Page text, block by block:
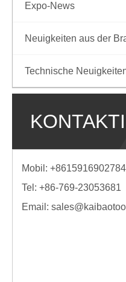
Expo-News
Neuigkeiten aus der
Technische
Mobil: +8615916902784
Tel: +86-769-23053681
Email: